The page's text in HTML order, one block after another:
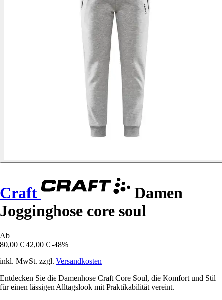
Craft
Damen
Jogginghose core soul
Ab
80,00 € 42,00 € -48%
inkl. MwSt. zzgl. Versandkosten
Entdecken Sie die Damenhose Craft Core Soul, die Komfort und Stil
für einen lässigen Alltagslook mit Praktikabilität vereint.